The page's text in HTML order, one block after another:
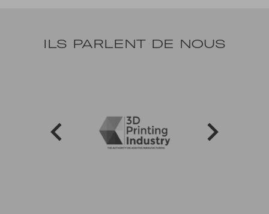
ILS PARLENT DE NOUS